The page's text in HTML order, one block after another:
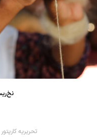
تحریریه کارپتور